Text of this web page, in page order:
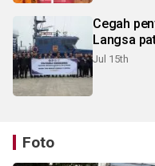
Cegah
Langsa
Jul 15th
Foto